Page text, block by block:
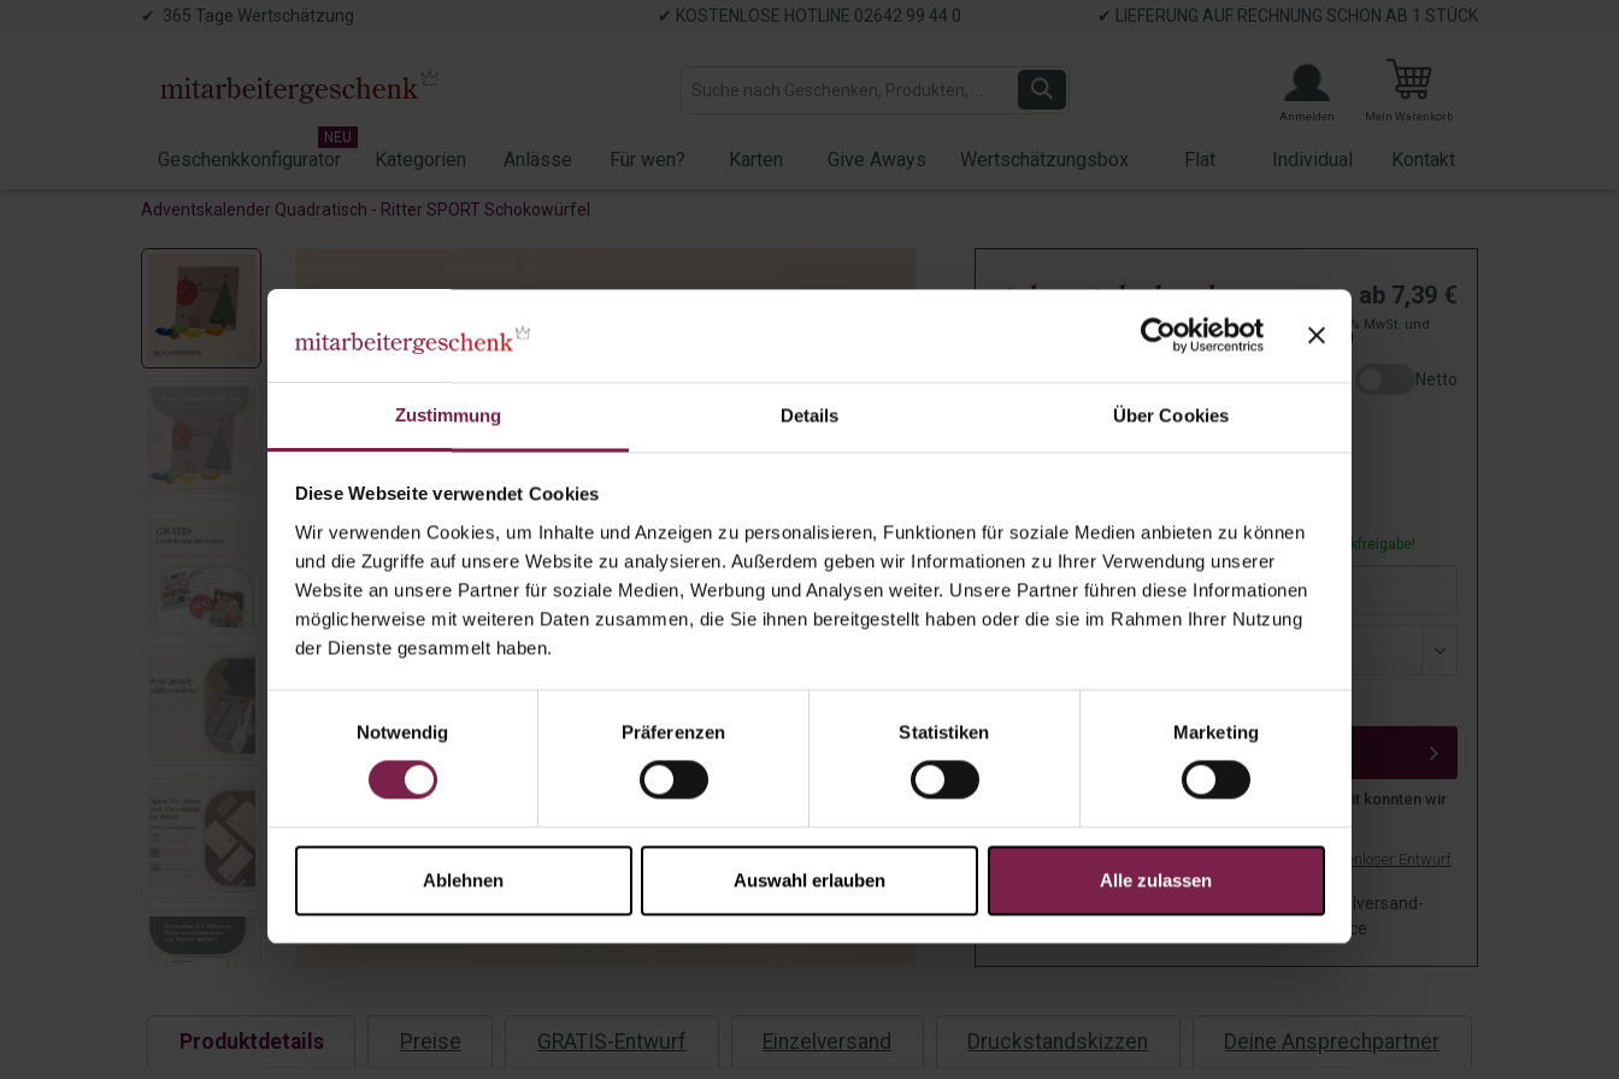
Zustimmung Details Über Cookies
Diese Webseite verwendet Cookies
Wir verwenden Cookies, um Inhalte und Anzeigen zu personalisieren, Funktionen für soziale Medien anbieten zu können
und die Zugriffe auf unsere Website zu analysieren. Außerdem geben wir Informationen zu Ihrer Verwendung unserer
Website an unsere Partner für soziale Medien, Werbung und Analysen weiter. Unsere Partner führen diese Informationen
möglicherweise mit weiteren Daten zusammen, die Sie ihnen bereitgestellt haben oder die sie im Rahmen Ihrer Nutzung
der Dienste gesammelt haben.
Notwendig
Präferenzen Statistiken Marketing
Ablehnen Auswahl erlauben Alle zulassen
✔ 365 Tage Wertschätzung ✔ KOSTENLOSE HOTLINE 02642 99 44 0 ✔ LIEFERUNG AUF RECHNUNG SCHON AB 1 STÜCK
Anmelden Mein Warenkorb
Geschenkkonfigurator
NEU
Kategorien Anlässe Für wen? Karten Give Aways Wertschätzungsbox Flat Individual Kontakt
Adventskalender Quadratisch - Ritter SPORT Schokowürfel
Adventskalender
Quadratisch - Ritter
SPORT
Schokowürfel
ab 7,39€
zzgl. 19% MwSt. und
Versand
Netto
Auf Lager: Bei Dir in 15 - 20 Arbeitstagen ab Druckfreigabe!
Menge:
Schon über 3,4 Millionen Menschen weltweit konnten wir
Kostenloser Entwurf
Personalisierbar
Einzelversand-
Service
Produktdetails Preise GRATIS-Entwurf Einzelversand Druckstandskizzen Deine Ansprechpartner